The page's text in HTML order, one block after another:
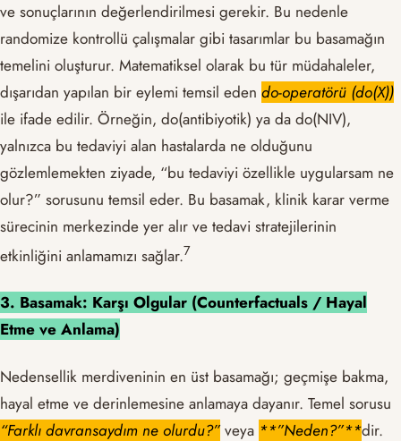
ve sonuçlarının değerlendirilmesi gerekir. Bu nedenle
randomize kontrollü çalışmalar gibi tasarımlar bu basamağın
temelini oluşturur. Matematiksel olarak bu tür müdahaleler,
dışarıdan yapılan bir eylemi temsil eden do-operatörü (do(X))
ile ifade edilir. Örneğin, do(antibiyotik) ya da do(NIV),
yalnızca bu tedaviyi alan hastalarda ne olduğunu
gözlemlemekten ziyade, “bu tedaviyi özellikle uygularsam ne
olur?” sorusunu temsil eder. Bu basamak, klinik karar verme
sürecinin merkezinde yer alır ve tedavi stratejilerinin
etkinliğini anlamamızı sağlar.​7​
3. Basamak: Karşı Olgular (Counterfactuals / Hayal
Etme ve Anlama)
Nedensellik merdiveninin en üst basamağı; geçmişe bakma,
hayal etme ve derinlemesine anlamaya dayanır. Temel sorusu
“Farklı davransaydım ne olurdu?”veya **”Neden?”**dir.